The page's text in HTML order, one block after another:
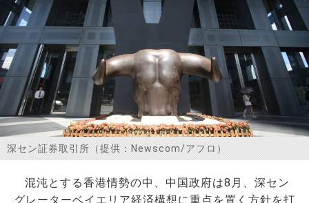
研究員
研究所概要
設立趣意書
お問い合わせ
深セン証券取引所（提供：Newscom/アフロ）
混沌とする香港情勢の中、中国政府は8月、深セン
グレーターベイエリア経済構想に重点を置く方針を打